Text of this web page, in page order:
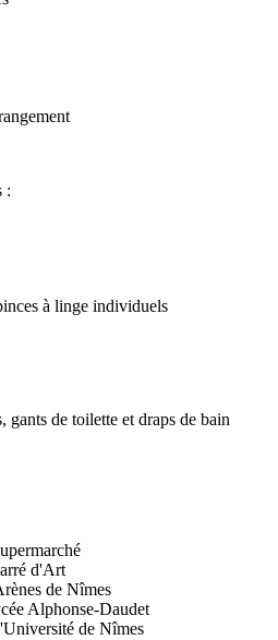
:
à linge individuels
gants de toilette et draps de bain
d'Art
de Nîmes
Alphonse-Daudet
de Nîmes